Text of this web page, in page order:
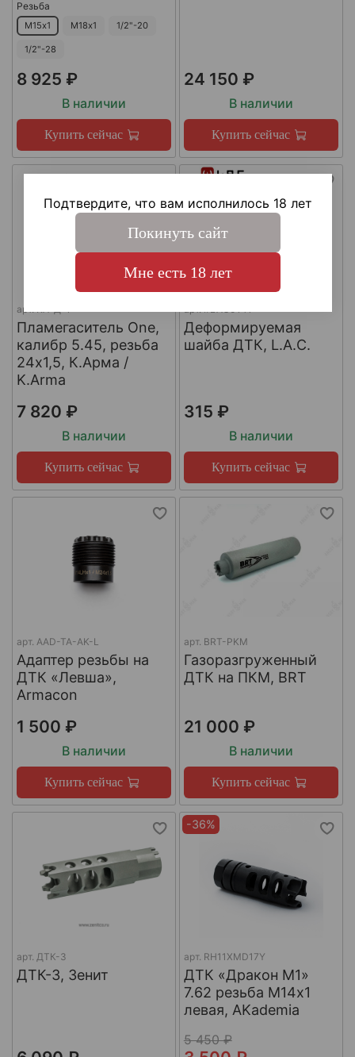
Резьба
М15х1 М18х1 1/2"-20
1/2"-28
8 925 ₽
В наличии
Купить сейчас
24 150 ₽
В наличии
Купить сейчас
арт.КА-Д-1
Пламегаситель One,
калибр 5.45, резьба
24х1,5, К.Арма /
K.Arma
7 820 ₽
В наличии
Купить сейчас
арт.#LAC0141
Деформируемая
шайба ДТК, L.A.C.
315 ₽
В наличии
Купить сейчас
арт. AAD-TA-AK-L
Адаптер резьбы на
ДТК «Левша»,
Armacon
1 500 ₽
В наличии
Купить сейчас
арт. BRT-PKM
Газоразгруженный
ДТК на ПКМ, BRT
21 000 ₽
В наличии
Купить сейчас
арт. ДТК-3
ДТК-3, Зенит
-36%
арт. RH11XMD17Y
ДТК «Дракон М1»
7.62 резьба М14х1
левая, AKademia
5 450 ₽
Подтвердите, что вам исполнилось 18 лет
Покинуть сайт
Мне есть 18 лет